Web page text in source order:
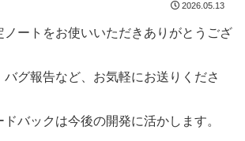
2026.05.13
ノートをお使いいただきありがとうござ
グ報告など、お気軽にお送りくださ
バックは今後の開発に活かします。